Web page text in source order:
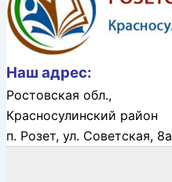
Наш адрес:
Ростовская обл.,
Красносулинский район
п. Розет, ул. Советская, 8а